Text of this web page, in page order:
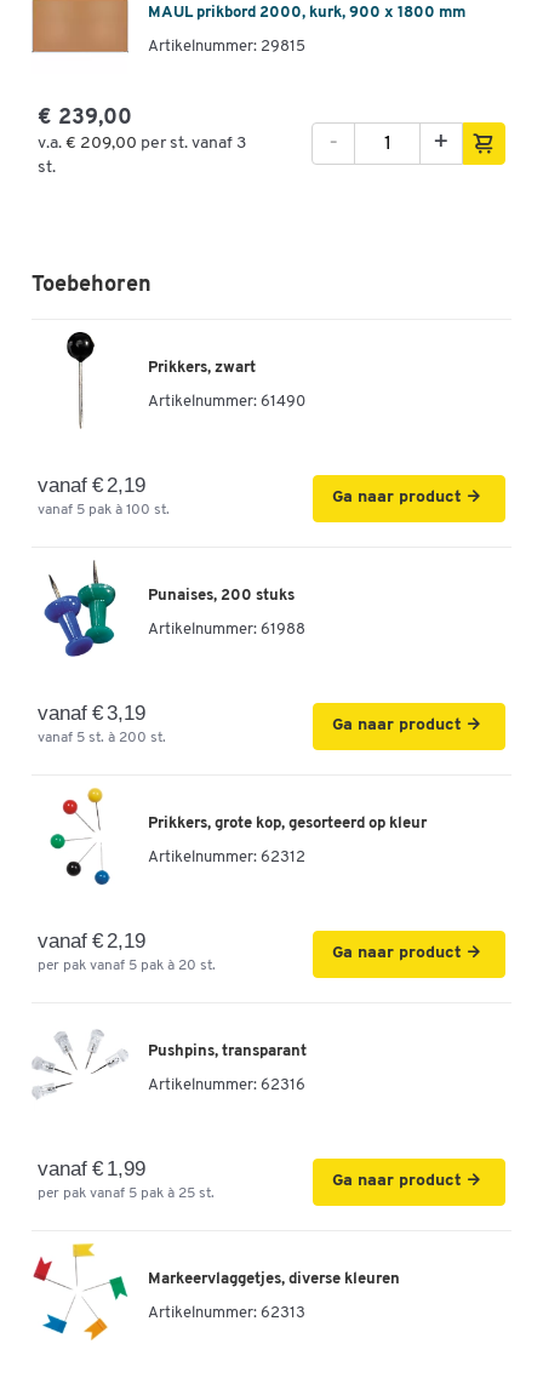
MAUL prikbord 2000, kurk, 900 x 1800 mm
Artikelnummer: 29815
€ 239,00
v.a. € 209,00 per st. vanaf 3
st.
+
-
Toebehoren
Prikkers, zwart
Artikelnummer: 61490
vanaf € 2,19
vanaf 5 pak à 100 st.
Ga naar product
Punaises, 200 stuks
Artikelnummer: 61988
vanaf € 3,19
vanaf 5 st. à 200 st.
Ga naar product
Prikkers, grote kop, gesorteerd op kleur
Artikelnummer: 62312
vanaf € 2,19
per pak vanaf 5 pak à 20 st.
Ga naar product
Pushpins, transparant
Artikelnummer: 62316
vanaf € 1,99
per pak vanaf 5 pak à 25 st.
Ga naar product
Markeervlaggetjes, diverse kleuren
Artikelnummer: 62313